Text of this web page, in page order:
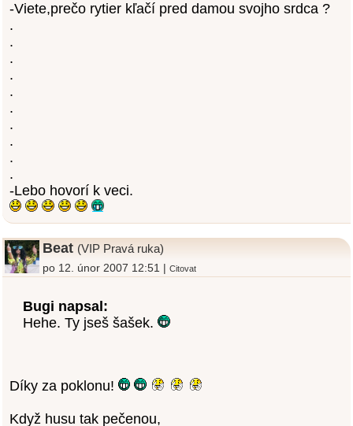
-Viete,prečo rytier kľačí pred damou svojho srdca ?
.
.
.
.
.
.
.
.
.
.
-Lebo hovorí k veci.
Beat (VIP Pravá ruka)
po 12. únor 2007 12:51 | Citovat
Bugi napsal:
Hehe. Ty jseš šašek.
Díky za poklonu!
Když husu tak pečenou,